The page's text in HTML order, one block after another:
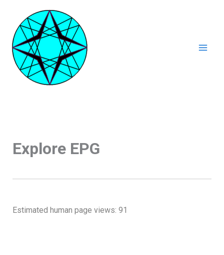
inhoud
Explore EPG
Estimated human page views: 91